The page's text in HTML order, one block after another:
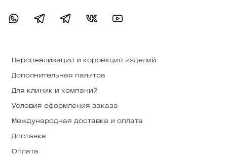
Персонализация и коррекция изделий
Дополнительная палитра
Для клиник и компаний
Условия оформления заказа
Международная доставка и оплата
Доставка
Оплата